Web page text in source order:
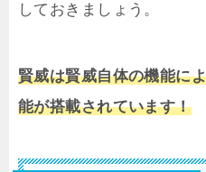
しておきましょう。
賢威は賢威自体の機能に
能が搭載されています！